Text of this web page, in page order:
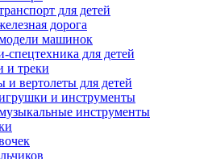
для детей
дорога
машинок
для детей
и треки
и вертолеты для детей
и инструменты
инструменты